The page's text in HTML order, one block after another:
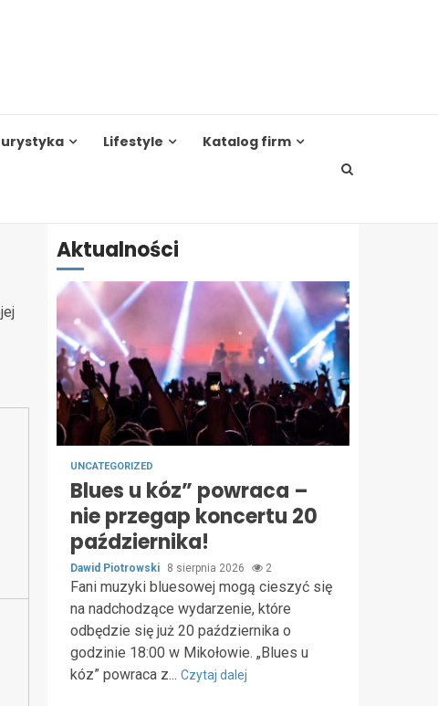
Lifestyle Katalog firm
Aktualności
UNCATEGORIZED
Blues u kóz” powraca –
nie przegap koncertu 20
października!
Dawid Piotrowski 8 sierpnia 2026 2
Fani muzyki bluesowej mogą cieszyć się
na nadchodzące wydarzenie, które
odbędzie się już 20 października o
godzinie 18:00 w Mikołowie. „Blues u
kóz” powraca z... Czytaj dalej